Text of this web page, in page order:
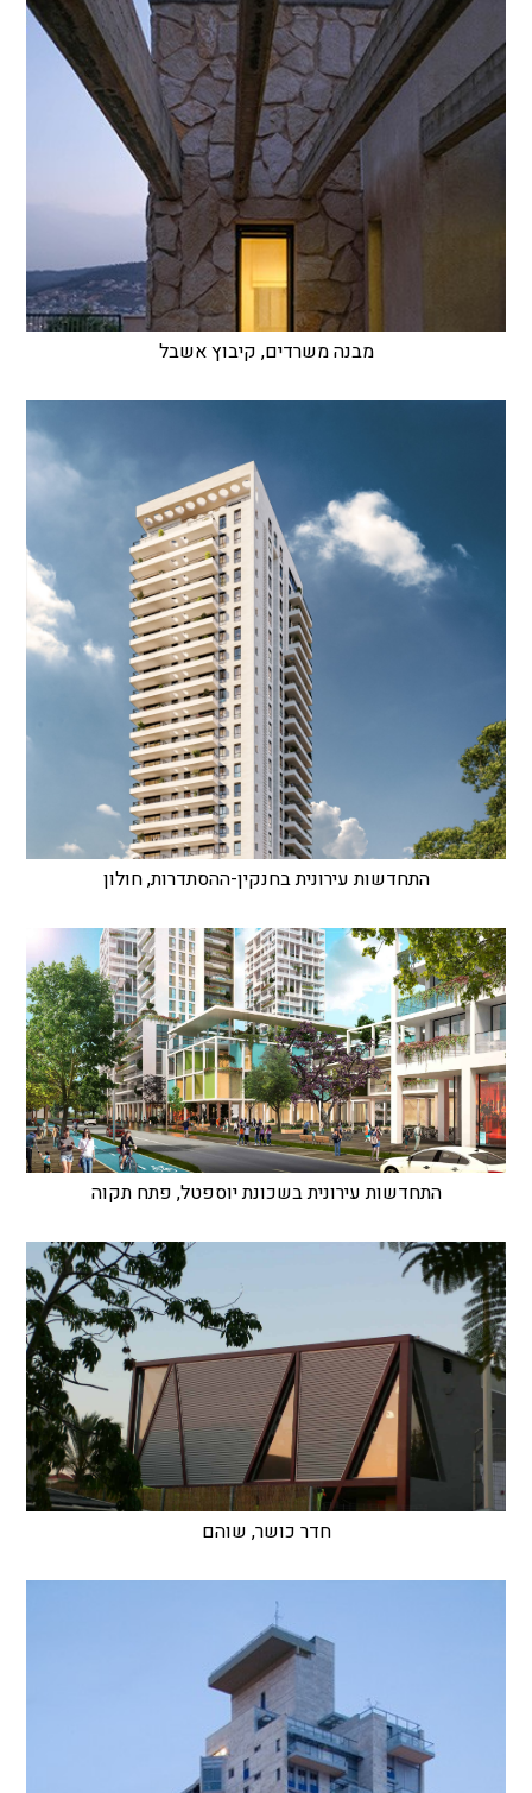
מבנה משרדים, קיבוץ אשבל
התחדשות עירונית בחנקין-ההסתדרות, חולון
התחדשות עירונית בשכונת יוספטל, פתח תקוה
חדר כושר, שוהם